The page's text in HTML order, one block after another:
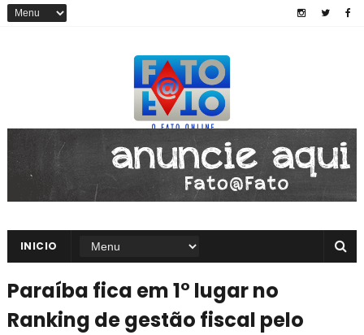
INICIO
Paraíba fica em 1° lugar no
Ranking de gestão fiscal pelo